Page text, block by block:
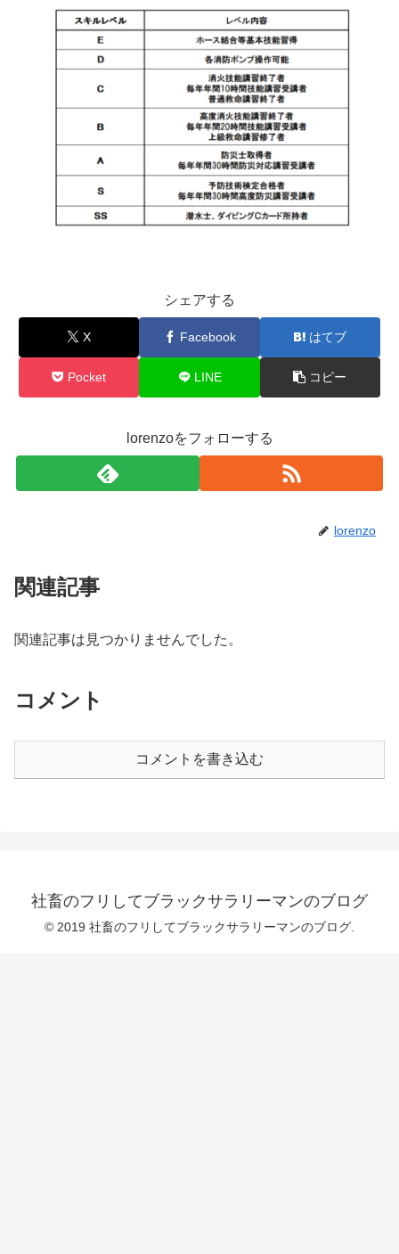
シェアする
X Facebook はてブ
Pocket LINE コピー
lorenzoをフォローする
lorenzo
関連記事
関連記事は見つかりませんでした。
コメント
コメントを書き込む
社畜のフリしてブラックサラリーマンのブログ
© 2019 社畜のフリしてブラックサラリーマンのブログ.